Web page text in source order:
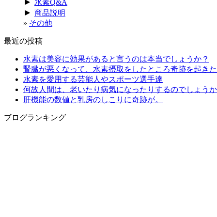
水素Q&A
► 商品説明
その他
最近の投稿
水素は美容に効果があると言うのは本当でしょうか？
腎臓が悪くなって、水素摂取をしたところ奇跡を起きた
水素を愛用する芸能人やスポーツ選手達
何故人間は、老いたり病気になったりするのでしょう
肝機能の数値と乳房のしこりに奇跡が。
ブログランキング